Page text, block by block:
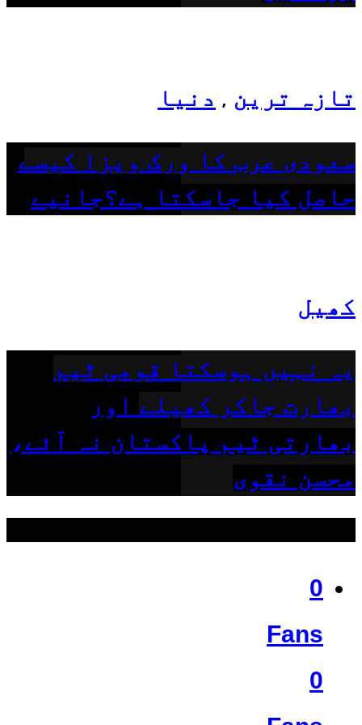
تازہ ترین , دنیا
سعودی عرب کا ورک ویزا کیسے
حاصل کیا جاسکتا ہے؟جانیے
کھیل
یہ نہیں ہوسکتا قومی ٹیم
بھارت جاکر کھیلے اور
بھارتی ٹیم پاکستان نہ آئے،
محسن نقوی
0
Fans
0